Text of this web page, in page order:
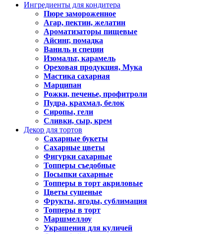
Ингредиенты для кондитера
Пюре замороженное
Агар, пектин, желатин
Ароматизаторы пищевые
Айсинг, помадка
Ваниль и специи
Изомальт, карамель
Ореховая продукция, Мука
Мастика сахарная
Марципан
Рожки, печенье, профитроли
Пудра, крахмал, белок
Сиропы, гели
Сливки, сыр, крем
Декор для тортов
Сахарные букеты
Сахарные цветы
Фигурки сахарные
Топперы съедобные
Посыпки сахарные
Топперы в торт акриловые
Цветы сушеные
Фрукты, ягоды, сублимация
Топперы в торт
Маршмеллоу
Украшения для куличей